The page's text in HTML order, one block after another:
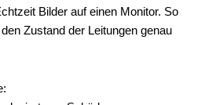
Bilder auf einen Monitor. So
Zustand der Leitungen genau